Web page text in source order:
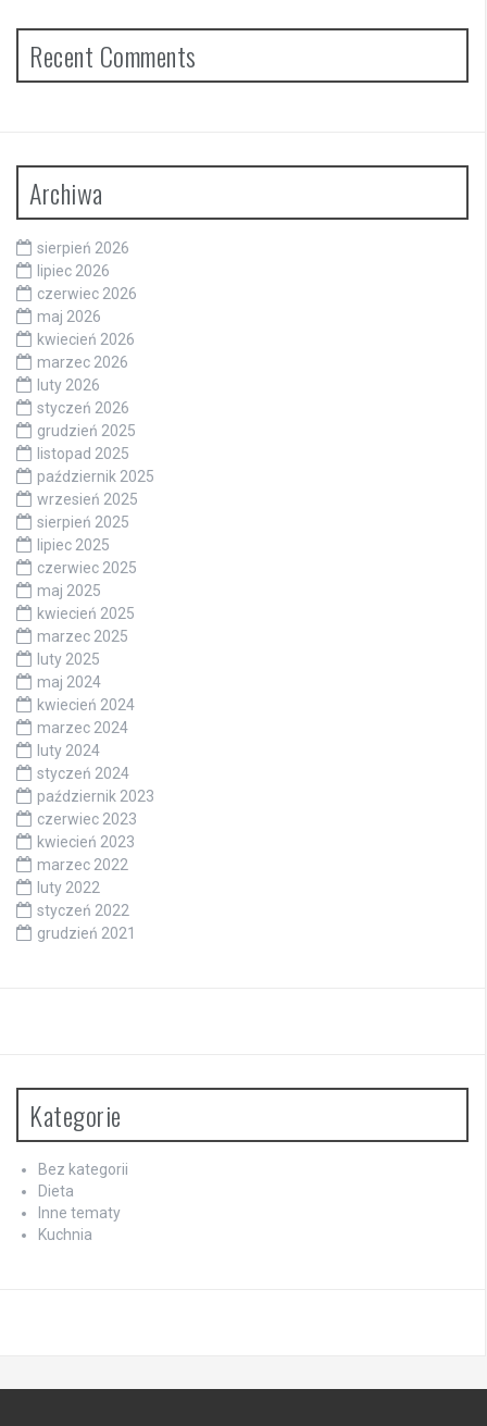
Recent Comments
Archiwa
sierpień 2026
lipiec 2026
czerwiec 2026
maj 2026
kwiecień 2026
marzec 2026
luty 2026
styczeń 2026
grudzień 2025
listopad 2025
październik 2025
wrzesień 2025
sierpień 2025
lipiec 2025
czerwiec 2025
maj 2025
kwiecień 2025
marzec 2025
luty 2025
maj 2024
kwiecień 2024
marzec 2024
luty 2024
styczeń 2024
październik 2023
czerwiec 2023
kwiecień 2023
marzec 2022
luty 2022
styczeń 2022
grudzień 2021
Kategorie
Bez kategorii
Dieta
Inne tematy
Kuchnia